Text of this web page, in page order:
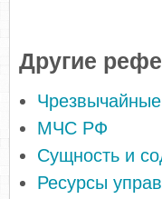
Другие
МЧС РФ
Сущность и
Ресурсы